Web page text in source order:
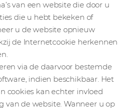
van een website die door u
die u hebt bekeken of
u de website opnieuw
de Internetcookie herkennen
via de daarvoor bestemde
indien beschikbaar. Het
cookies kan echter invloed
van de website. Wanneer u op